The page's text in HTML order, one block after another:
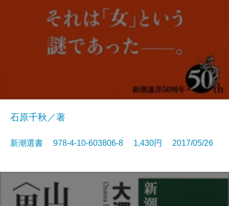
石原千秋／著
新潮選書 978-4-10-603806-8 1,430円 2017/05/26